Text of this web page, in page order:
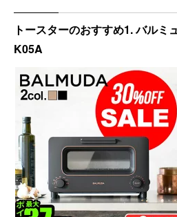
トースターのおすすめ1. バルミ
K05A